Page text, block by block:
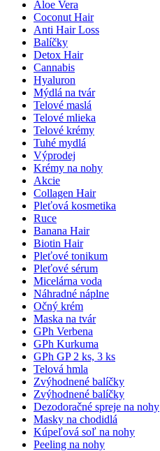
Aloe Vera
Coconut Hair
Anti Hair Loss
Balíčky
Detox Hair
Cannabis
Hyaluron
Mýdlá na tvár
Telové maslá
Telové mlieka
Telové krémy
Tuhé mydlá
Výprodej
Krémy na nohy
Akcie
Collagen Hair
Pleťová kosmetika
Ruce
Banana Hair
Biotin Hair
Pleťové tonikum
Pleťové sérum
Micelárna voda
Náhradné náplne
Očný krém
Maska na tvár
GPh Verbena
GPh Kurkuma
GPh GP 2 ks, 3 ks
Telová hmla
Zvýhodnené balíčky
Zvýhodnené balíčky
Dezodoračné spreje na nohy
Masky na chodidlá
Kúpeľová soľ na nohy
Peeling na nohy